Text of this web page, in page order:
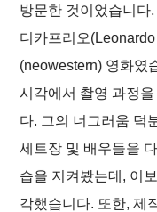
방문한 것이었습니다
디카프리오
(neowestern) 영화였
시각에서 촬영 과정
다. 그의 너그러움 덕
세트장 및 배우들을
습을 지켜봤는데, 이
각했습니다. 또한, 제